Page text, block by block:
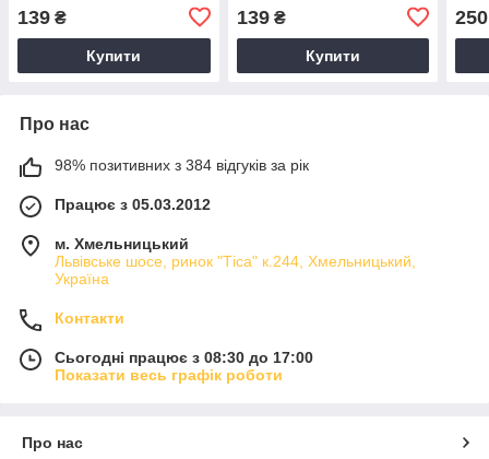
139 ₴
Купити
139₴
Купити
250
Про нас
98% позитивних з 384 відгуків за рік
Працює з 05.03.2012
м. Хмельницький
Львівське шосе, ринок "Тіса" к.244, Хмельницький,
Україна
Контакти
Сьогодні працює з 08:30 до 17:00
Показати весь графік роботи
Про нас